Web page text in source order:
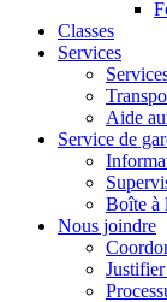
Classes
Services
Aide
Service de
Boîte à
Nous joindre